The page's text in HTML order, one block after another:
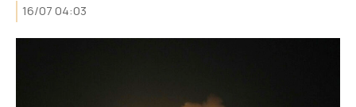
16/07 04:03